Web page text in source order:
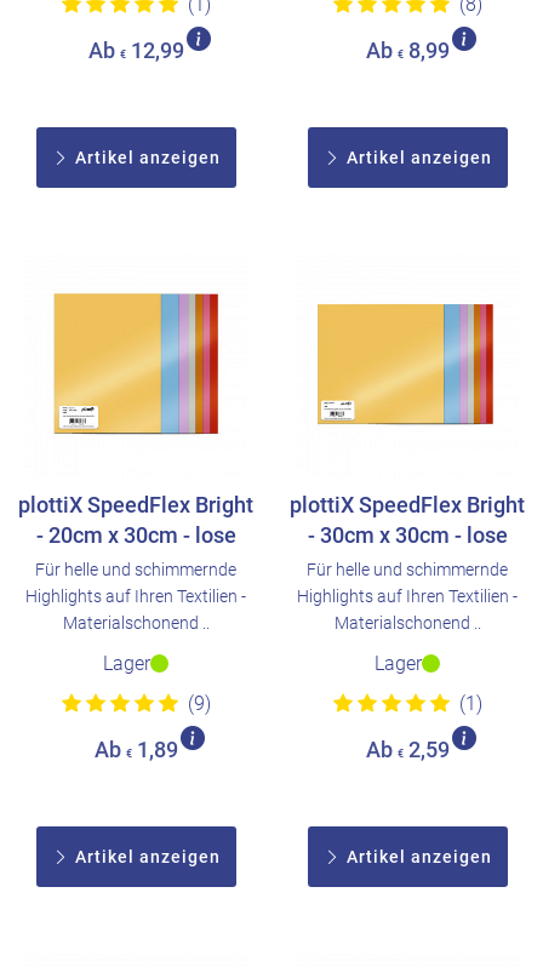
Ab € 12,99
Artikel anzeigen
Ab € 8,99
Artikel anzeigen
plottiX SpeedFlex Bright
- 20cm x 30cm - lose
Für helle und schimmernde
Highlights auf Ihren Textilien -
Materialschonend ..
Lager
(9)
Ab € 1,89
Artikel anzeigen
plottiX SpeedFlex Bright
- 30cm x 30cm - lose
Für helle und schimmernde
Highlights auf Ihren Textilien -
Materialschonend ..
Lager
(1)
Ab € 2,59
Artikel anzeigen